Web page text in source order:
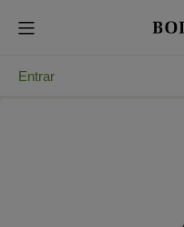
Entrar